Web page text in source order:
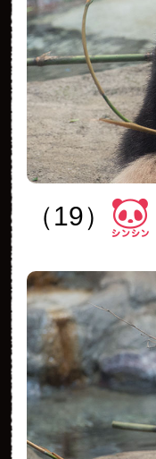
（19）